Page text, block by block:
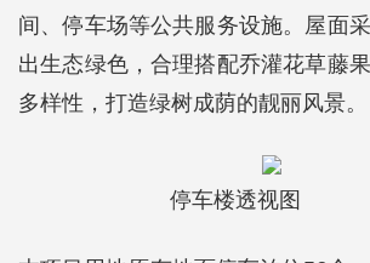
间、停车场等公共服务设施。屋面
出生态绿色，合理搭配乔灌花草藤
多样性，打造绿树成荫的靓丽风景。
停车楼透视图